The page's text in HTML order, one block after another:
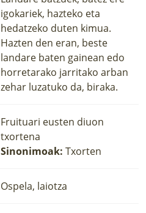
igokariek, hazteko eta
hedatzeko duten kimua.
Hazten den eran, beste
landare baten gainean edo
horretarako jarritako arban
zehar luzatuko da, biraka.
Fruituari eusten diuon
txortena
Sinonimoak: Txorten
Ospela, laiotza